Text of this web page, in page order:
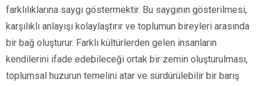
farklılıklarına saygı göstermektir. Bu saygının gösterilmesi,
karşılıklı anlayışı kolaylaştırır ve toplumun bireyleri arasında
bir bağ oluşturur. Farklı kültürlerden gelen insanların
kendilerini ifade edebileceği ortak bir zemin oluşturulması,
toplumsal huzurun temelini atar ve sürdürülebilir bir barış